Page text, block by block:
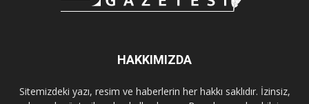
HAKKIMIZDA
Sitemizdeki yazı, resim ve haberlerin her hakkı saklıdır. İzinsiz,